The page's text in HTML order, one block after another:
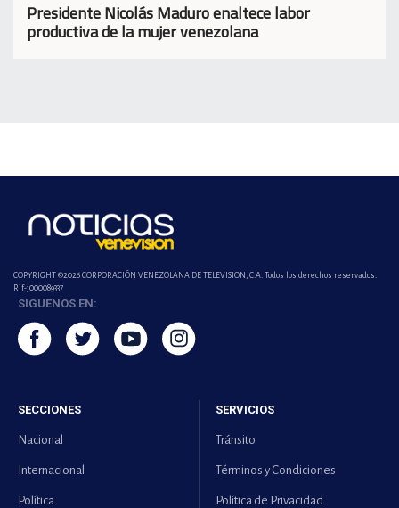
Presidente Nicolás Maduro enaltece labor
productiva de la mujer venezolana
COPYRIGHT ©2026 CORPORACIÓN VENEZOLANA DE TELEVISION, C.A. Todos los derechos reservados.
Rif-j000089337
SIGUENOS EN:
SECCIONES
Nacional
Internacional
Política
SERVICIOS
Tránsito
Términos y Condiciones
Política de Privacidad